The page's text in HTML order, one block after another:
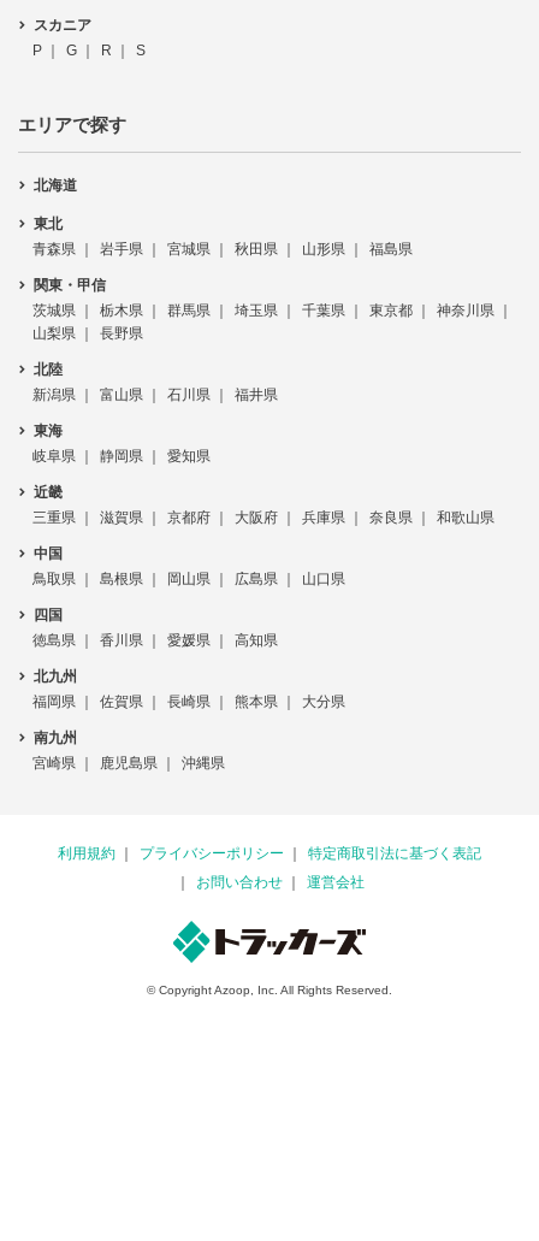
スカニア
P
G R S
エリアで探す
北海道
東北
青森県
岩手県 宮城県 秋田県 山形県 福島県
関東・甲信
茨城県
栃木県 群馬県 埼玉県 千葉県 東京都
神奈川県
山梨県
長野県
北陸
新潟県
富山県 石川県 福井県
東海
岐阜県
静岡県 愛知県
近畿
三重県
滋賀県 京都府 大阪府 兵庫県 奈良県 和歌山県
中国
鳥取県
島根県 岡山県 広島県 山口県
四国
徳島県
香川県 愛媛県 高知県
北九州
福岡県
佐賀県 長崎県 熊本県 大分県
南九州
宮崎県
鹿児島県 沖縄県
利用規約 プライバシーポリシー
特定商取引法に基づく表記
お問い合わせ
運営会社
© Copyright Azoop, Inc. All Rights Reserved.